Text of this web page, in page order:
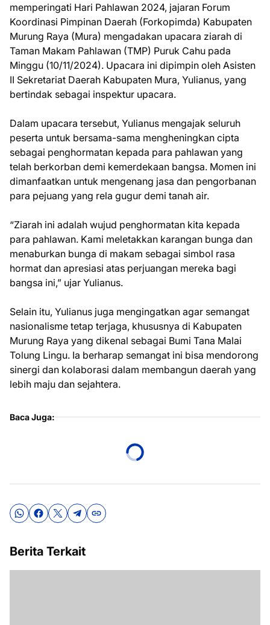
memperingati Hari Pahlawan 2024, jajaran Forum
Koordinasi Pimpinan Daerah (Forkopimda) Kabupaten
Murung Raya (Mura) mengadakan upacara ziarah di
Taman Makam Pahlawan (TMP) Puruk Cahu pada
Minggu (10/11/2024). Upacara ini dipimpin oleh Asisten
II Sekretariat Daerah Kabupaten Mura, Yulianus, yang
bertindak sebagai inspektur upacara.
Dalam upacara tersebut, Yulianus mengajak seluruh
peserta untuk bersama-sama mengheningkan cipta
sebagai penghormatan kepada para pahlawan yang
telah berkorban demi kemerdekaan bangsa. Momen ini
dimanfaatkan untuk mengenang jasa dan pengorbanan
para pejuang yang rela gugur demi tanah air.
“Ziarah ini adalah wujud penghormatan kita kepada
para pahlawan. Kami meletakkan karangan bunga dan
menaburkan bunga di makam sebagai simbol rasa
hormat dan apresiasi atas perjuangan mereka bagi
bangsa ini,” ujar Yulianus.
Selain itu, Yulianus juga mengingatkan agar semangat
nasionalisme tetap terjaga, khususnya di Kabupaten
Murung Raya yang dikenal sebagai Bumi Tana Malai
Tolung Lingu. Ia berharap semangat ini bisa mendorong
sinergi dan kolaborasi dalam membangun daerah yang
lebih maju dan sejahtera.
Baca Juga:
Berita Terkait